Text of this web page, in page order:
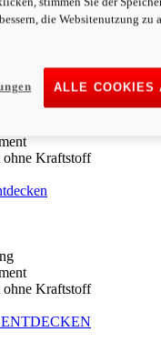
Kraftstoff
Kraftstoff
Kraftstoff
die Websitenutzung zu
ALLE COOKIES